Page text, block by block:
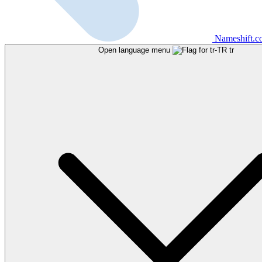
Open language menu tr